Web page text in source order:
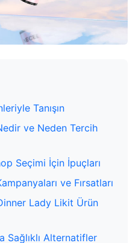
Tanışın
ve Neden Tercih
Seçimi İçin İpuçları
ve Fırsatları
Lady Likit Ürün
Sağlıklı Alternatifler